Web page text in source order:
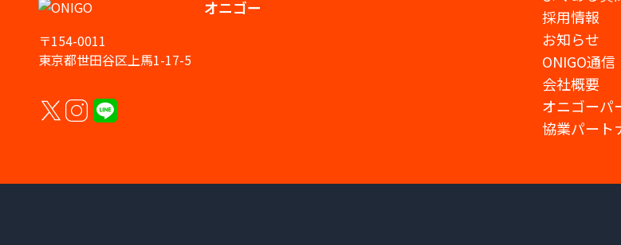
オニゴー
〒154-0011
東京都世田谷区上馬1-17-5
採用情報
お知らせ
ONIGO通信
会社概要
オニゴーパ
協業パート